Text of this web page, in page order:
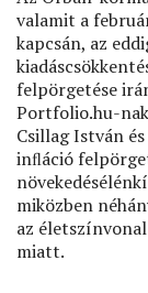
valamit a
kapcsán, az
felpörgetése
Portfolio.hu-
Csillag István
inﬂáció
miközben
az
miatt.